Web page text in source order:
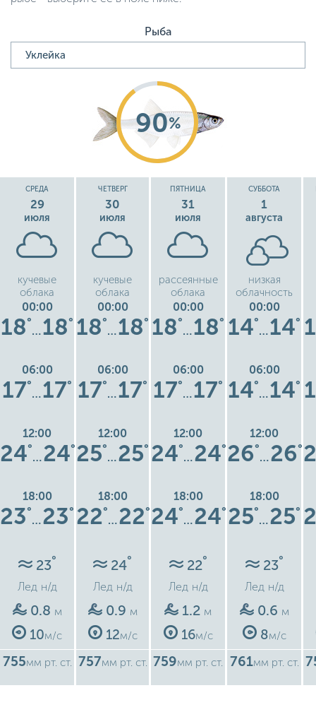
Рыба
90%
СРЕДА
29
июля
кучевые
облака
00:00
18°
…18°
06:00
17°
…17°
12:00
24°
…24°
18:00
23°
…23°
23°
Лед н/д
0.8 м
10м/с
755мм рт. ст.
ЧЕТВЕРГ
30
июля
кучевые
облака
00:00
18°
…18°
06:00
17°
…17°
12:00
25°
…25°
18:00
22°
…22°
24°
Лед н/д
0.9 м
12м/с
757мм рт. ст.
ПЯТНИЦА
31
июля
рассеянные
облака
00:00
18°
…18°
06:00
17°
…17°
12:00
24°
…24°
18:00
24°
…24°
22°
Лед н/д
1.2 м
16м/с
759мм рт. ст.
СУББОТА
1
августа
низкая
облачность
00:00
14°
…14°
06:00
14°
…14°
12:00
26°
…26°
18:00
25°
…25°
23°
Лед н/д
0.6 м
8м/с
761мм рт. ст.